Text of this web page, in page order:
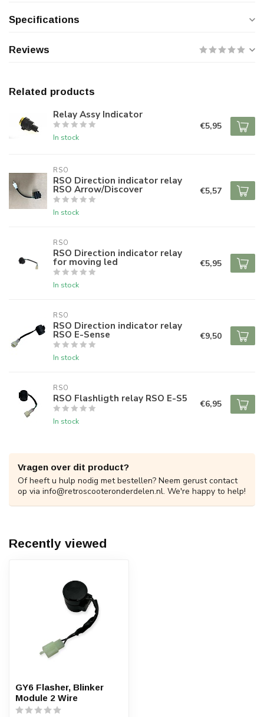
Specifications
Reviews
Related products
Relay Assy Indicator
In stock
€5,95
RSO
RSO Direction indicator relay
RSO Arrow/Discover
In stock
€5,57
RSO
RSO Direction indicator relay
for moving led
In stock
€5,95
RSO
RSO Direction indicator relay
RSO E-Sense
In stock
€9,50
RSO
RSO Flashligth relay RSO E-S5
In stock
€6,95
Vragen over dit product?
Of heeft u hulp nodig met bestellen? Neem gerust contact
op via info@retroscooteronderdelen.nl. We're happy to help!
Recently viewed
GY6 Flasher, Blinker
Module 2 Wire